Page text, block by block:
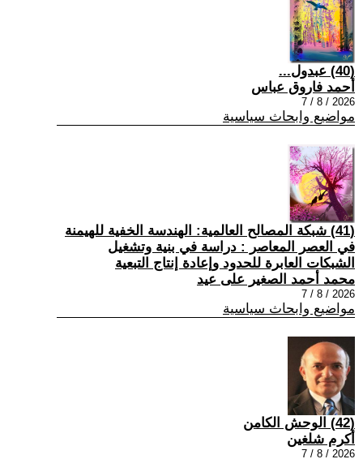
(40) عبدول...
أحمد فاروق عباس
2026 / 8 / 7
مواضيع وابحاث سياسية
(41) شبكة المصالح العالمية: الهندسة الخفية للهيمنة
في العصر المعاصر : دراسة في بنية وتشغيل
الشبكات العابرة للحدود وإعادة إنتاج التبعية
محمد أحمد الصغير على عيد
2026 / 8 / 7
مواضيع وابحاث سياسية
(42) الوحش الكامن
أكرم شلغين
2026 / 8 / 7